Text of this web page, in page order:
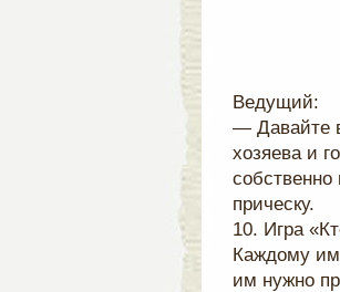
Ведущий:
— Давайте
хозяева и
прическу.
10. Игра
Каждому
им нужно